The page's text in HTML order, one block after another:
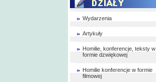
Wydarzenia
Artykuły
Homilie, konferencje, teksty w
formie dzwiękowej
Homilie konferencje w formie
filmowej